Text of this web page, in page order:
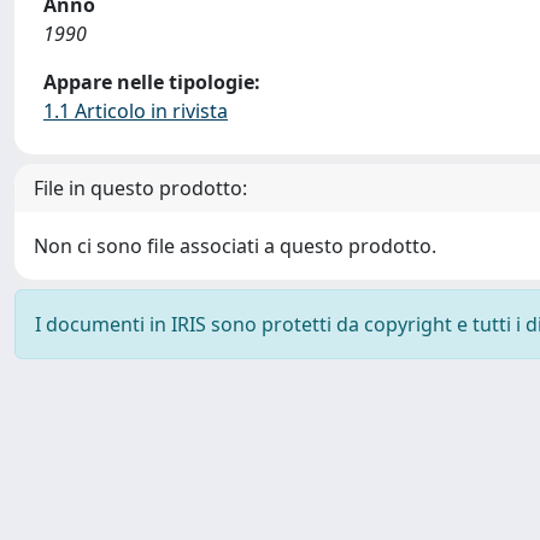
1990
Appare nelle tipologie:
1.1 Articolo in rivista
File in questo prodotto:
Non ci sono file associati a questo prodotto.
I documenti in IRIS sono protetti da copyright e tutti i